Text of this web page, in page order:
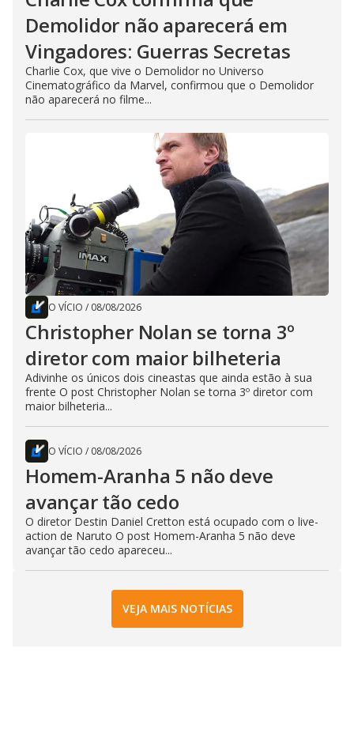
Demolidor não aparecerá em
Vingadores: Guerras Secretas
Charlie Cox, que vive o Demolidor no Universo
Cinematográfico da Marvel, confirmou que o Demolidor
não aparecerá no filme...
O VÍCIO / 08/08/2026
Christopher Nolan se torna 3º
diretor com maior bilheteria
Adivinhe os únicos dois cineastas que ainda estão à sua
frente O post Christopher Nolan se torna 3º diretor com
maior bilheteria...
O VÍCIO / 08/08/2026
Homem-Aranha 5 não deve
avançar tão cedo
O diretor Destin Daniel Cretton está ocupado com o live-
action de Naruto O post Homem-Aranha 5 não deve
avançar tão cedo apareceu...
VEJA MAIS NOTÍCIAS